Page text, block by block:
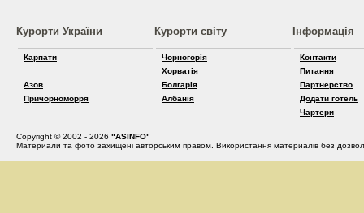
Курорти України
Карпати
Азов
Причорноморря
Курорти світу
Чорногорія
Хорватія
Болгарія
Албанія
Інформація
Контакти
Питання
Партнерство
Додати готель
Чартери
Copyright © 2002 - 2026 "ASINFO"
Материали та фото захищені авторським правом. Використання материалів без